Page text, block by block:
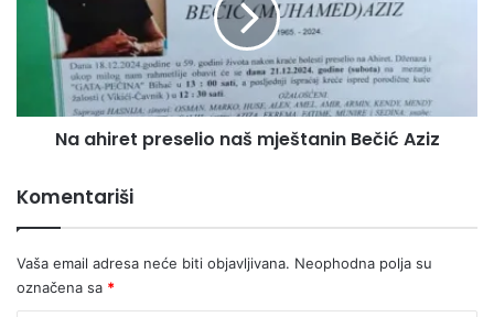
mještanin
Bečić
Na ahiret preselio naš mještanin Bečić Aziz
Komentariši
Vaša email adresa neće biti objavljivana. Neophodna polja su
označena sa *